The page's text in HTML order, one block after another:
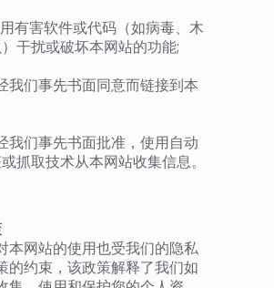
用有害软件或代码（如病毒、木
干扰或破坏本网站的功能;
我们事先书面同意而链接到本
我们事先书面批准，使用自动
抓取技术从本网站收集信息。
本网站的使用也受我们的隐私
的约束，该政策解释了我们如